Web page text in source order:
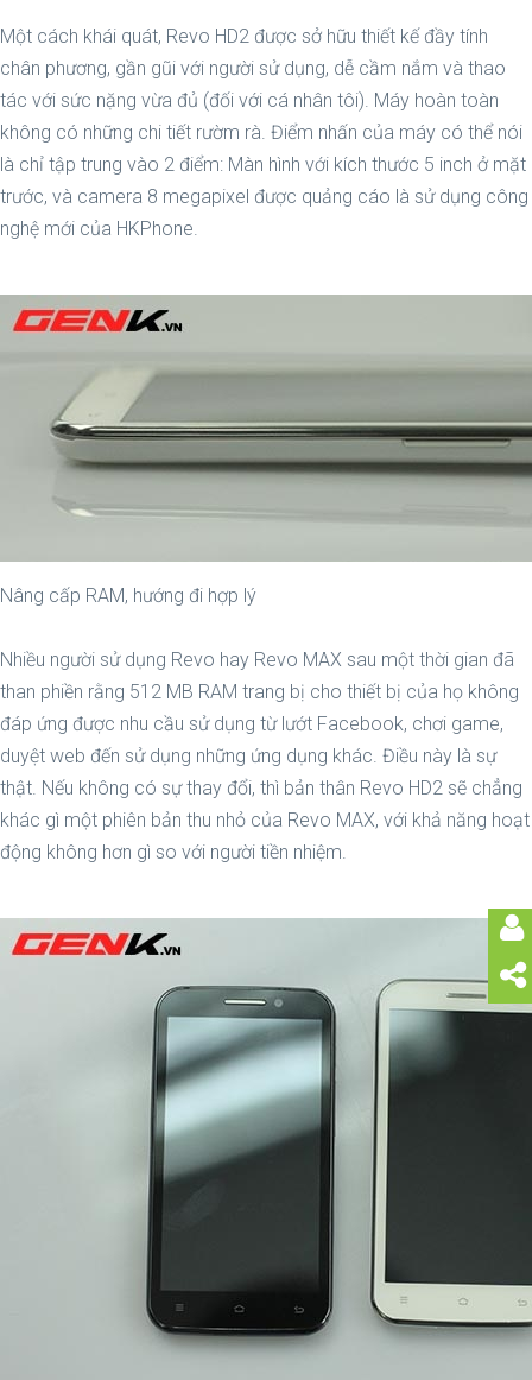
Một cách khái quát, Revo HD2 được sở hữu thiết kế đầy tính
chân phương, gần gũi với người sử dụng, dễ cầm nắm và thao
tác với sức nặng vừa đủ (đối với cá nhân tôi). Máy hoàn toàn
không có những chi tiết rườm rà. Điểm nhấn của máy có thể nói
là chỉ tập trung vào 2 điểm: Màn hình với kích thước 5 inch ở mặt
trước, và camera 8 megapixel được quảng cáo là sử dụng công
nghệ mới của HKPhone.
Nâng cấp RAM, hướng đi hợp lý
Nhiều người sử dụng Revo hay Revo MAX sau một thời gian đã
than phiền rằng 512 MB RAM trang bị cho thiết bị của họ không
đáp ứng được nhu cầu sử dụng từ lướt Facebook, chơi game,
duyệt web đến sử dụng những ứng dụng khác. Điều này là sự
thật. Nếu không có sự thay đổi, thì bản thân Revo HD2 sẽ chẳng
khác gì một phiên bản thu nhỏ của Revo MAX, với khả năng hoạt
động không hơn gì so với người tiền nhiệm.